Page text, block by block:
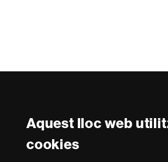
Aquest lloc web
cookies
Reconeixement internacional de